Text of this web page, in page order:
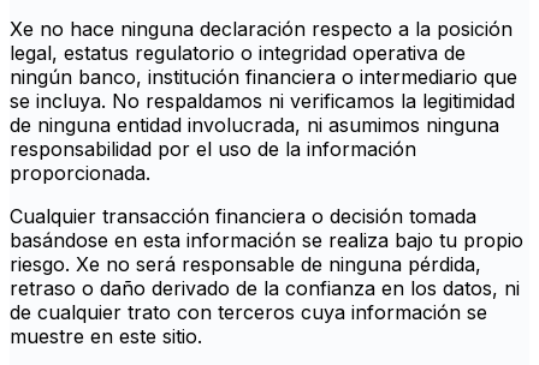
Xe no hace ninguna declaración respecto a la posición
legal, estatus regulatorio o integridad operativa de
ningún banco, institución financiera o intermediario que
se incluya. No respaldamos ni verificamos la legitimidad
de ninguna entidad involucrada, ni asumimos ninguna
responsabilidad por el uso de la información
proporcionada.
Cualquier transacción financiera o decisión tomada
basándose en esta información se realiza bajo tu propio
riesgo. Xe no será responsable de ninguna pérdida,
retraso o daño derivado de la confianza en los datos, ni
de cualquier trato con terceros cuya información se
muestre en este sitio.